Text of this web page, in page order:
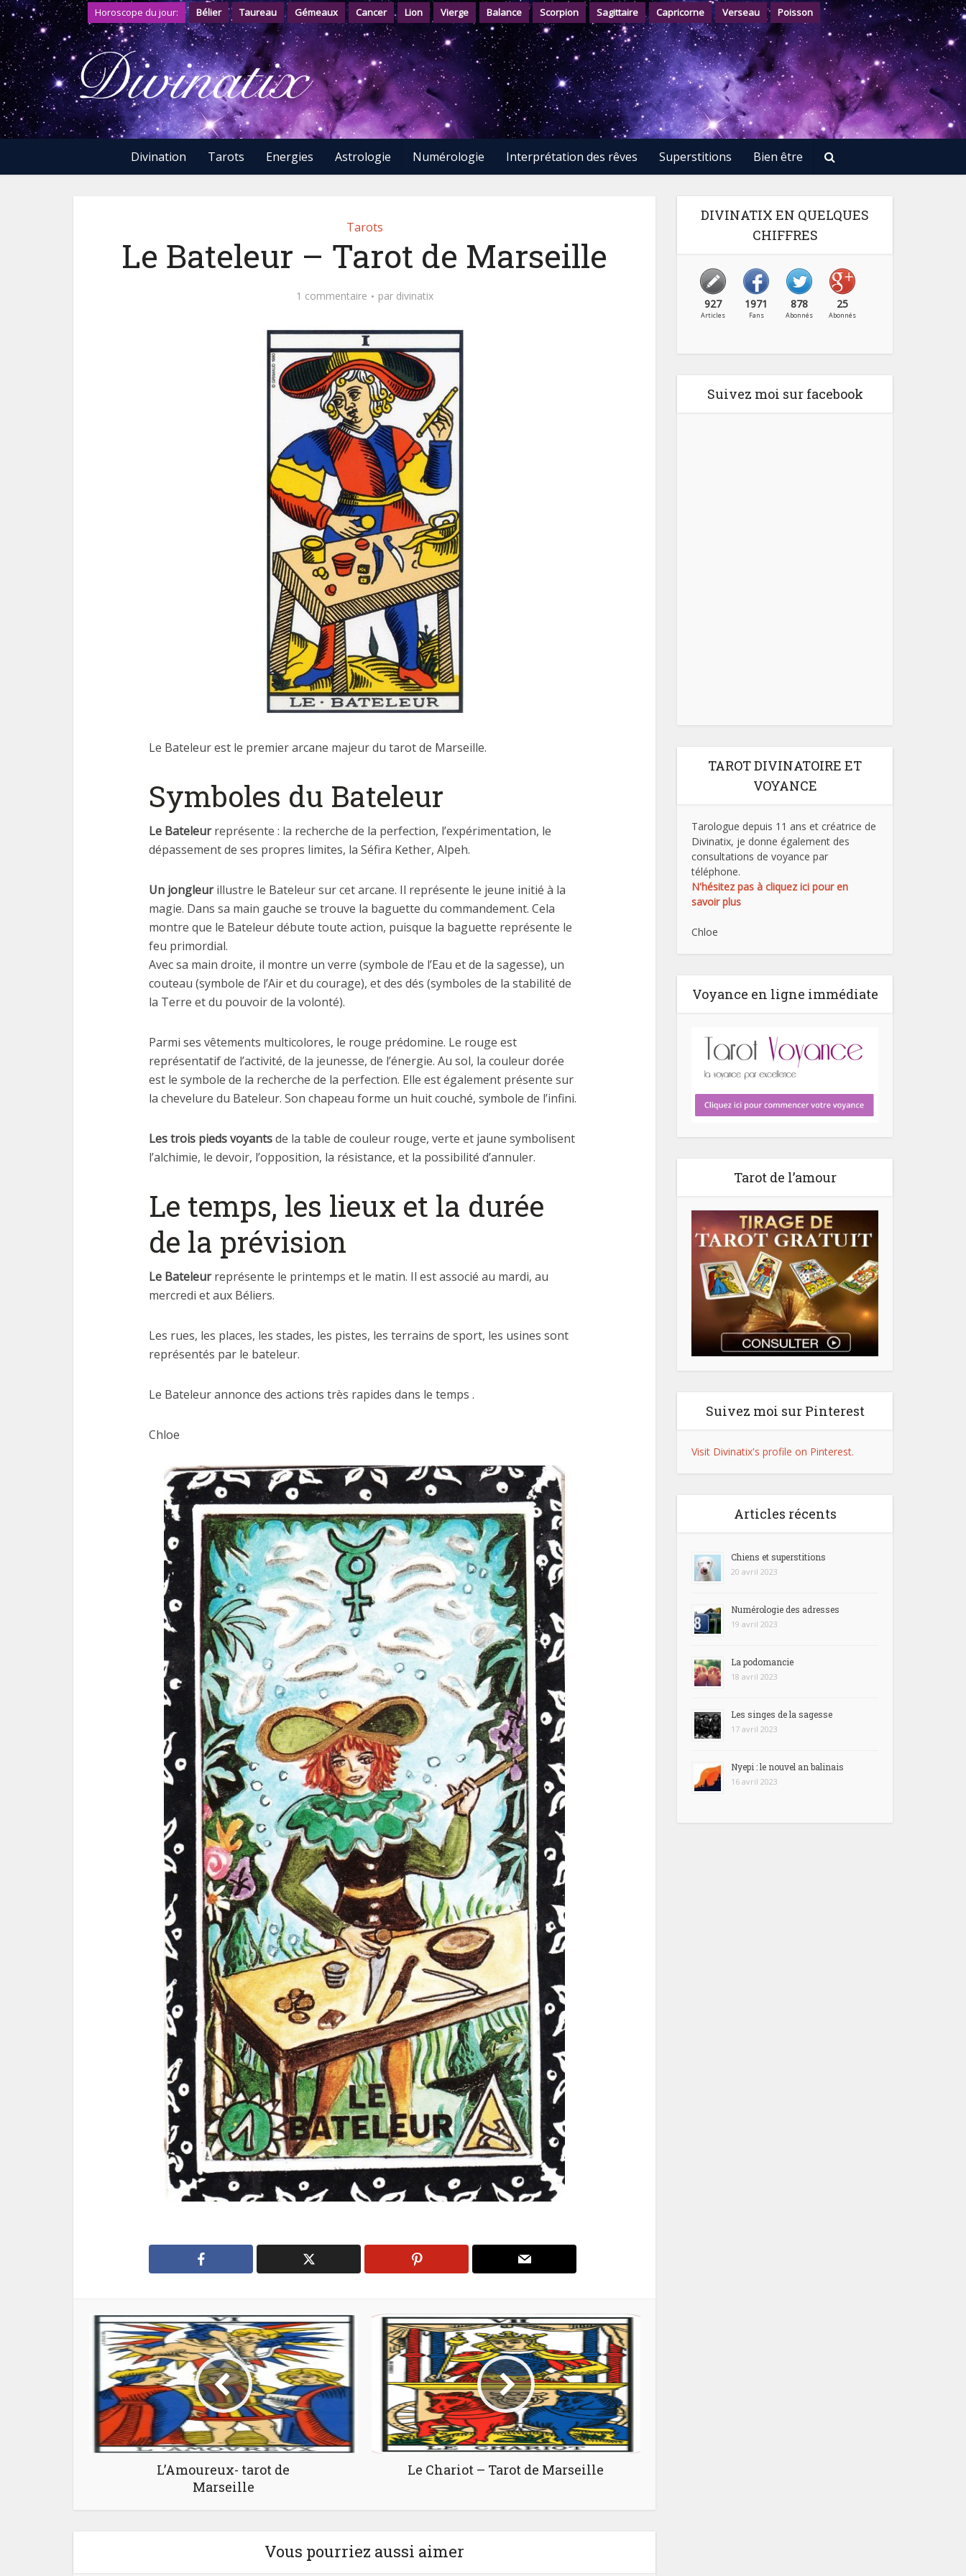
Horoscope du jour: Bélier Taureau Gémeaux Cancer Lion Vierge Balance Scorpion Sagittaire Capricorne Verseau Poisson
Divination Tarots Energies Astrologie Numérologie Interprétation des rêves Superstitions Bien être
Tarots
Le Bateleur – Tarot de Marseille
1 commentaire par divinatix
Le Bateleur est le premier arcane majeur du tarot de Marseille.
Symboles du Bateleur
Le Bateleurreprésente : la recherche de la perfection, l’expérimentation, le
dépassement de ses propres limites, la Séfira Kether, Alpeh.
Un jongleurillustre le Bateleur sur cet arcane. Il représente le jeune initié à la
magie. Dans sa main gauche se trouve la baguette du commandement. Cela
montre que le Bateleur débute toute action, puisque la baguette représente le
feu primordial.
Avec sa main droite, il montre un verre (symbole de l’Eau et de la sagesse), un
couteau (symbole de l’Air et du courage), et des dés (symboles de la stabilité de
la Terre et du pouvoir de la volonté).
Parmi ses vêtements multicolores, le rouge prédomine. Le rouge est
représentatif de l’activité, de la jeunesse, de l’énergie. Au sol, la couleur dorée
est le symbole de la recherche de la perfection. Elle est également présente sur
la chevelure du Bateleur. Son chapeau forme un huit couché, symbole de l’infini.
Les trois pieds voyantsde la table de couleur rouge, verte et jaune symbolisent
l’alchimie, le devoir, l’opposition, la résistance, et la possibilité d’annuler.
Le temps, les lieux et la durée
de la prévision
Le Bateleurreprésente le printemps et le matin. Il est associé au mardi, au
mercredi et aux Béliers.
Les rues, les places, les stades, les pistes, les terrains de sport, les usines sont
représentés par le bateleur.
Le Bateleur annonce des actions très rapides dans le temps .
Chloe
L’Amoureux- tarot de
Marseille
Le Chariot – Tarot de Marseille
Vous pourriez aussi aimer
DIVINATIX EN QUELQUES
CHIFFRES
927
Articles
1971
Fans
878
Abonnés
25
Abonnés
Suivez moi sur facebook
TAROT DIVINATOIRE ET
VOYANCE
Tarologue depuis 11 ans et créatrice de
Divinatix, je donne également des
consultations de voyance par
téléphone.
N'hésitez pas à cliquez ici pour en
savoir plus
Chloe
Voyance en ligne immédiate
Tarot de l’amour
Suivez moi sur Pinterest
Visit Divinatix's profile on Pinterest.
Articles récents
Chiens et superstitions
20 avril 2023
Numérologie des adresses
19 avril 2023
La podomancie
18 avril 2023
Les singes de la sagesse
17 avril 2023
Nyepi : le nouvel an balinais
16 avril 2023